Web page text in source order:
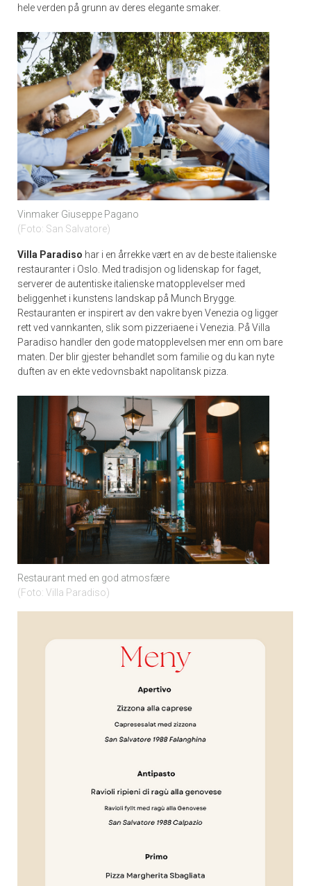
hele verden på grunn av deres elegante smaker.
Vinmaker Giuseppe Pagano
Foto: San Salvatore
Villa Paradiso har i en årrekke vært en av de beste italienske
restauranter i Oslo. Med tradisjon og lidenskap for faget,
serverer de autentiske italienske matopplevelser med
beliggenhet i kunstens landskap på Munch Brygge.
Restauranten er inspirert av den vakre byen Venezia og ligger
rett ved vannkanten, slik som pizzeriaene i Venezia. På Villa
Paradiso handler den gode matopplevelsen mer enn om bare
maten. Der blir gjester behandlet som familie og du kan nyte
duften av en ekte vedovnsbakt napolitansk pizza.
Restaurant med en god atmosfære
Foto: Villa Paradiso